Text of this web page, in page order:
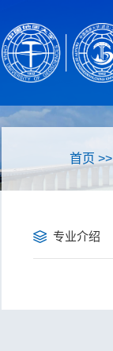
首页 >>
专业介绍